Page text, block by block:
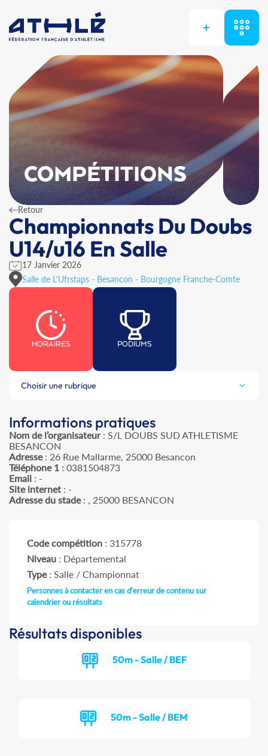
+
COMPÉTITIONS
Retour
Championnats Du Doubs
U14/u16 En Salle
17 Janvier 2026
Salle de L'Ufrstaps - Besancon - Bourgogne Franche-Comte
HORAIRES PODIUMS
Choisir une rubrique
Informations pratiques
Nom de l’organisateur: S/L DOUBS SUD ATHLETISME
BESANCON
Adresse: 26 Rue Mallarme, 25000 Besancon
Téléphone 1 : 0381504873
Email : -
Site internet : -
Adresse du stade: , 25000 BESANCON
Code compétition : 315778
Niveau : Départemental
Type: Salle / Championnat
Personnes à contacter en cas d'erreur de contenu sur
calendrier ou résultats
Résultats disponibles
50m - Salle / BEF
50m - Salle / BEM